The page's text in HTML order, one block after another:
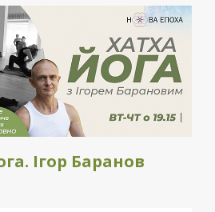
Ігор Баранов